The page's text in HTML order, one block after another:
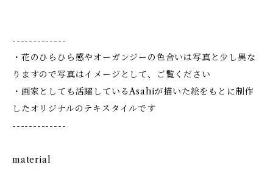
-------------
・花のひらひら感やオーガンジーの色合いは写真と少し異な
りますので写真はイメージとして、ご覧ください
・画家としても活躍しているAsahiが描いた絵をもとに制作
したオリジナルのテキスタイルです
-------------
material